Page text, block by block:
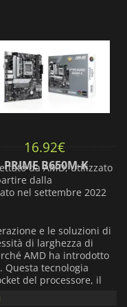
16.92€
PRIME B650M-K
da AMD, utilizzato
dalla
nel settembre 2022
e le soluzioni di
di larghezza di
AMD ha introdotto
Questa tecnologia
del processore, il
qualsiasi piattaforma